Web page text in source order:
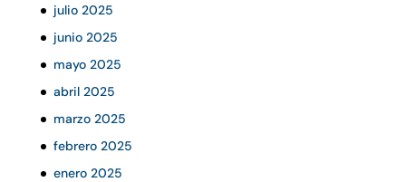
julio 2025
junio 2025
mayo 2025
abril 2025
marzo 2025
febrero 2025
enero 2025